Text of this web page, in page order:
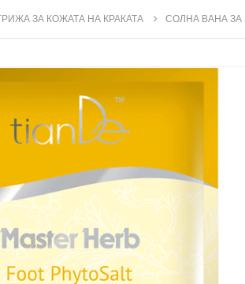
ЗА КОЖАТА НА КРАКАТА СОЛНА ВАНА ЗА